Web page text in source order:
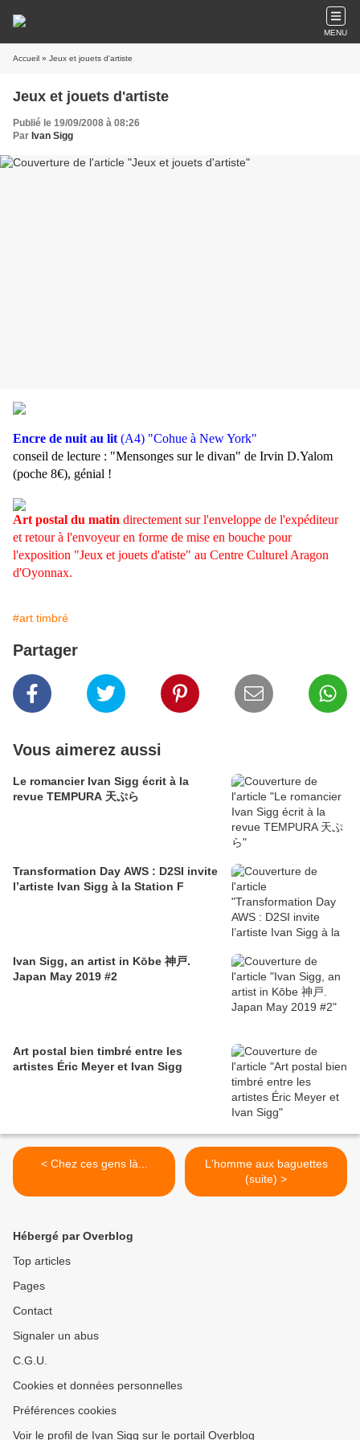
MENU
Accueil » Jeux et jouets d'artiste
Jeux et jouets d'artiste
Publié le 19/09/2008 à 08:26
Par Ivan Sigg
Encre de nuit au lit (A4) "Cohue à New York"
conseil de lecture : "Mensonges sur le divan" de Irvin D.Yalom
(poche 8€), génial !
Art postal du matin directement sur l'enveloppe de l'expéditeur
et retour à l'envoyeur en forme de mise en bouche pour
l'exposition "Jeux et jouets d'atiste" au Centre Culturel Aragon
d'Oyonnax.
#art timbré
Partager
Vous aimerez aussi
Le romancier Ivan Sigg écrit à la
revue TEMPURA 天ぷら
Transformation Day AWS : D2SI invite
l’artiste Ivan Sigg à la Station F
Ivan Sigg, an artist in Kōbe 神戸.
Japan May 2019 #2
Art postal bien timbré entre les
artistes Éric Meyer et Ivan Sigg
< Chez ces gens là...
L'homme aux baguettes
(suite) >
Hébergé par Overblog
Top articles
Pages
Contact
Signaler un abus
C.G.U.
Cookies et données personnelles
Préférences cookies
Voir le profil de Ivan Sigg sur le portail Overblog